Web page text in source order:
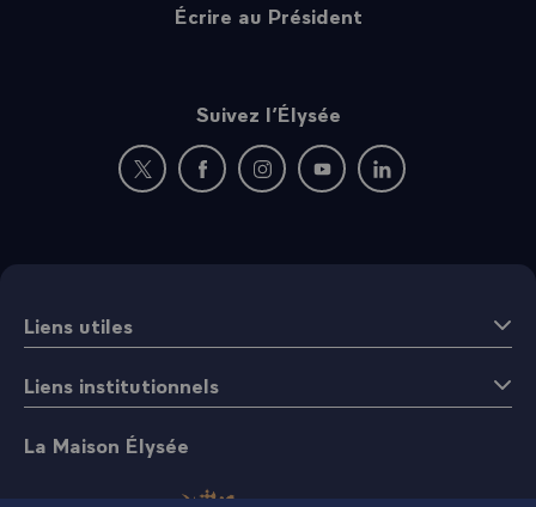
Écrire au Président
Suivez l’Élysée
Nouvelle fenêtre : rejoignez-nous sur Twitter
Nouvelle fenêtre : rejoignez-nous sur
Nouvelle fenêtre : rejoignez-nous
Nouvelle fenêtre :
Nouvelle fenêtre :
Liens utiles
Liens institutionnels
La Maison Élysée